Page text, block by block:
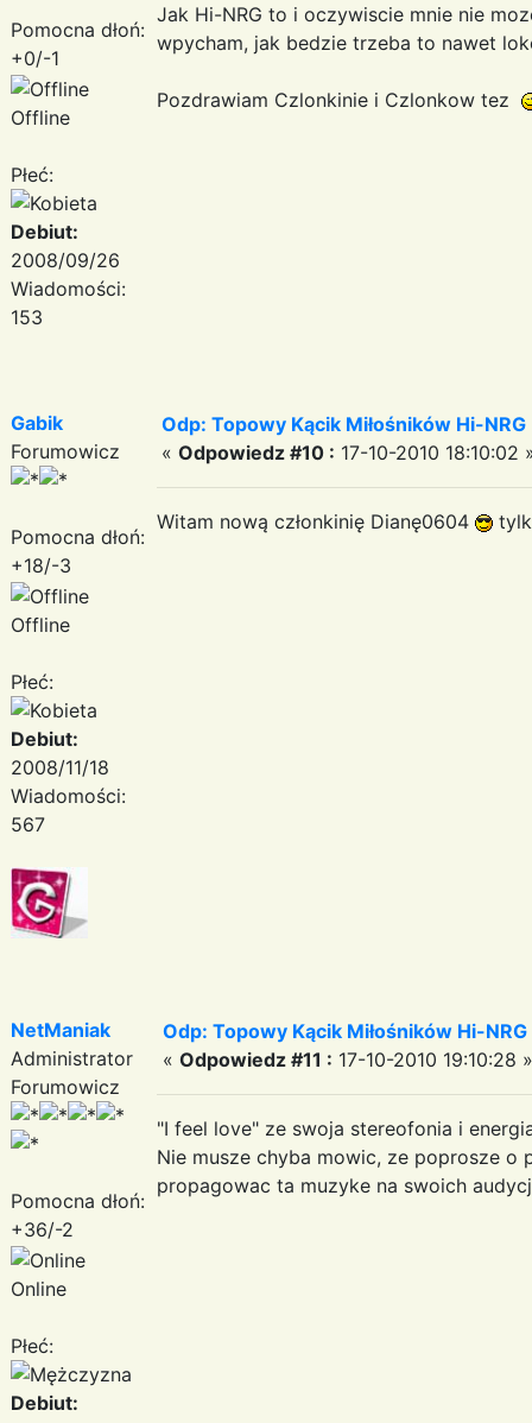
Pomocna dłoń:
+0/-1
Offline
Płeć:
Debiut:
2008/09/26
Wiadomości:
153
Jak Hi-NRG to i oczywiscie mnie nie
wpycham, jak bedzie trzeba to nawet
Pozdrawiam Czlonkinie i Czlonkow tez
Gabik
Forumowicz
Pomocna dłoń:
+18/-3
Offline
Płeć:
Debiut:
2008/11/18
Wiadomości:
567
Odp: Topowy Kącik Miłośników Hi-NRG
« Odpowiedz #10 : 17-10-2010 18:10:02
Witam nową członkinię Dianę0604
NetManiak
Administrator
Forumowicz
Pomocna dłoń:
+36/-2
Online
Płeć:
Debiut:
Odp: Topowy Kącik Miłośników Hi-NRG
« Odpowiedz #11 : 17-10-2010 19:10:28 »
"I feel love" ze swoja stereofonia i
Nie musze chyba mowic, ze poprosze o
propagowac ta muzyke na swoich